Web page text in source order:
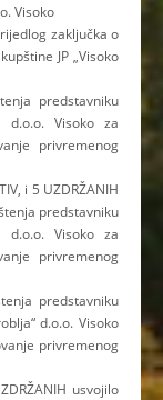
Visoko
zaključka o
JP „Visoko
predstavniku
d.o.o. Visoko za
privremenog
i 5 UZDRŽANIH
predstavniku
d.o.o. Visoko za
privremenog
predstavniku
d.o.o. Visoko
privremenog
usvojilo